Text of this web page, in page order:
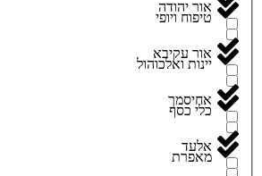
טיפוח ויופי
יינות ואלכוהול
כלי כסף
מאפרת
אור יהודה
אור עקיבא
אחיסמך
אלעד